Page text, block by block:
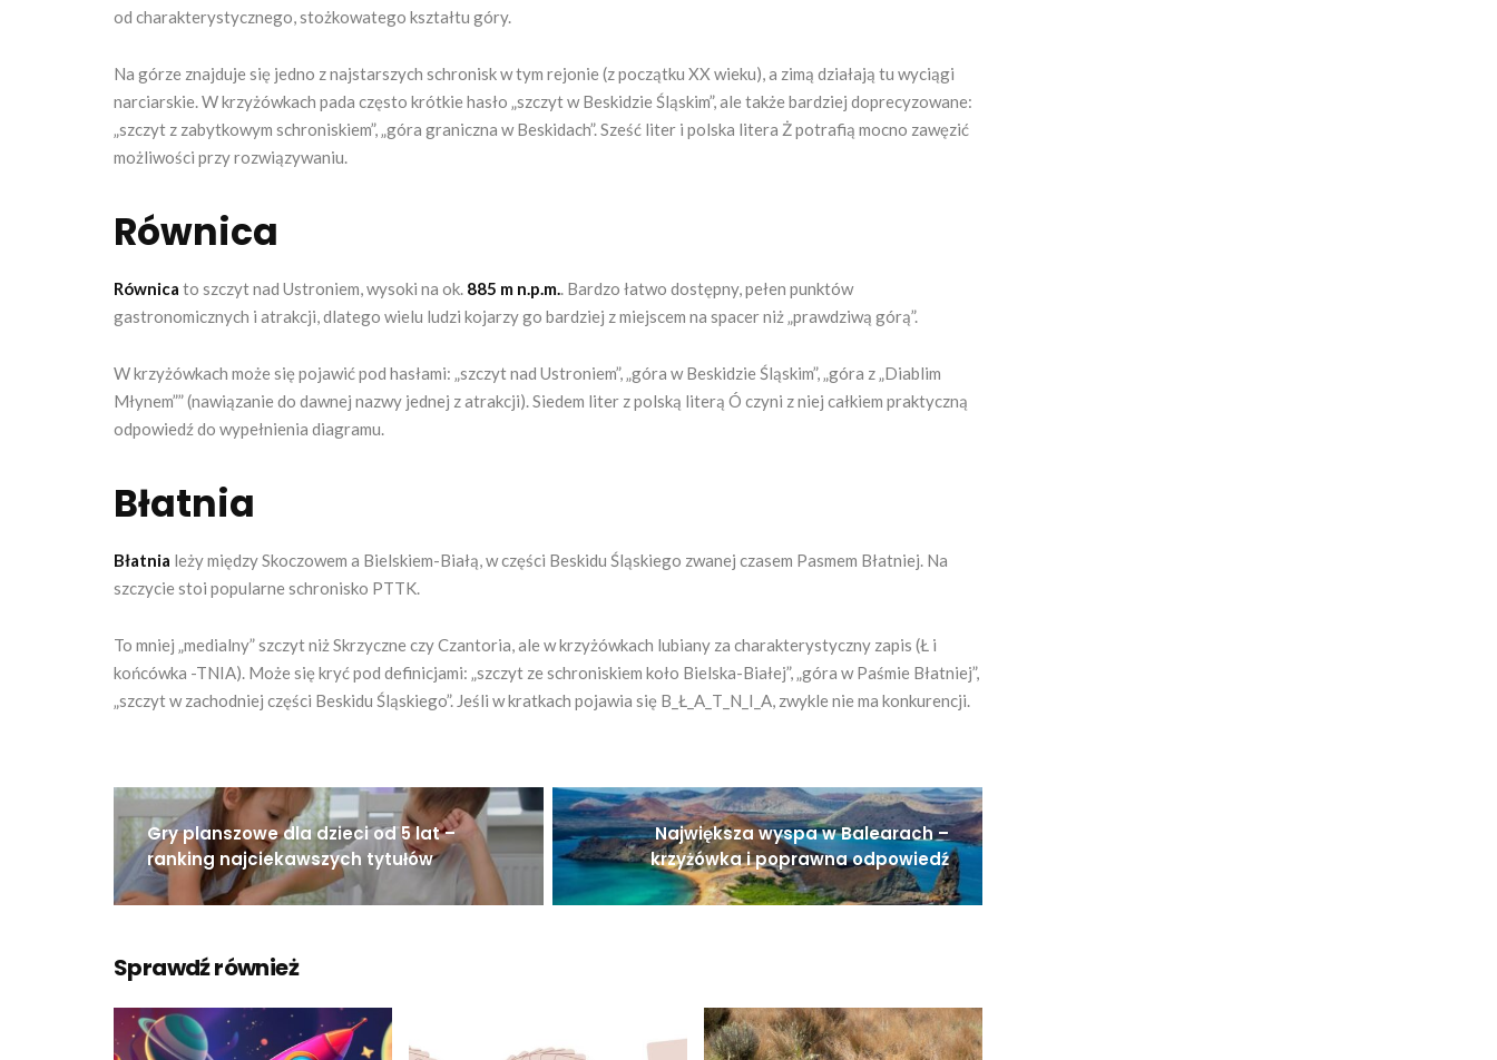
od charakterystycznego, stożkowatego kształtu góry.
Na górze znajduje się jedno z najstarszych schronisk w tym rejonie (z początku XX wieku), a zimą działają tu wyciągi
narciarskie. W krzyżówkach pada często krótkie hasło „szczyt w Beskidzie Śląskim”, ale także bardziej doprecyzowane:
„szczyt z zabytkowym schroniskiem”, „góra graniczna w Beskidach”. Sześć liter i polska litera Ż potrafią mocno zawęzić
możliwości przy rozwiązywaniu.
Równica
Równica to szczyt nad Ustroniem, wysoki na ok. 885 m n.p.m.. Bardzo łatwo dostępny, pełen punktów
gastronomicznych i atrakcji, dlatego wielu ludzi kojarzy go bardziej z miejscem na spacer niż „prawdziwą górą”.
W krzyżówkach może się pojawić pod hasłami: „szczyt nad Ustroniem”, „góra w Beskidzie Śląskim”, „góra z „Diablim
Młynem”” (nawiązanie do dawnej nazwy jednej z atrakcji). Siedem liter z polską literą Ó czyni z niej całkiem praktyczną
odpowiedź do wypełnienia diagramu.
Błatnia
Błatnia leży między Skoczowem a Bielskiem-Białą, w części Beskidu Śląskiego zwanej czasem Pasmem Błatniej. Na
szczycie stoi popularne schronisko PTTK.
To mniej „medialny” szczyt niż Skrzyczne czy Czantoria, ale w krzyżówkach lubiany za charakterystyczny zapis (Ł i
końcówka -TNIA). Może się kryć pod definicjami: „szczyt ze schroniskiem koło Bielska-Białej”, „góra w Paśmie Błatniej”,
„szczyt w zachodniej części Beskidu Śląskiego”. Jeśli w kratkach pojawia się B_Ł_A_T_N_I_A, zwykle nie ma konkurencji.
Gry planszowe dla dzieci od 5 lat –
ranking najciekawszych tytułów
Największa wyspa w Balearach –
krzyżówka i poprawna odpowiedź
Sprawdź również